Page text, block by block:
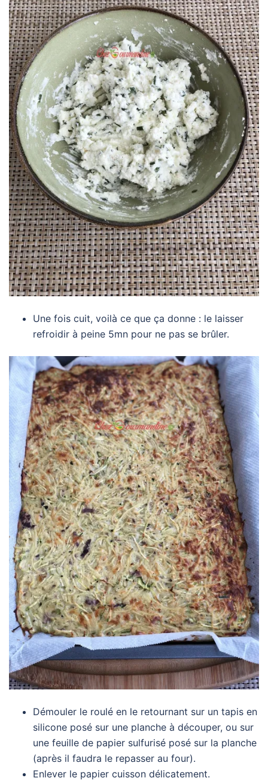
Une fois cuit, voilà ce que ça donne : le laisser
refroidir à peine 5mn pour ne pas se brûler.
Démouler le roulé en le retournant sur un tapis en
silicone posé sur une planche à découper, ou sur
une feuille de papier sulfurisé posé sur la planche
(après il faudra le repasser au four).
Enlever le papier cuisson délicatement.